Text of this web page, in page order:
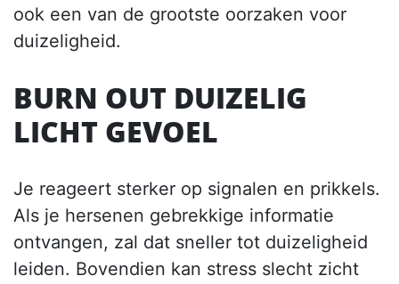
ook een van de grootste oorzaken voor
duizeligheid.
BURN OUT DUIZELIG
LICHT GEVOEL
Je reageert sterker op signalen en prikkels.
Als je hersenen gebrekkige informatie
ontvangen, zal dat sneller tot duizeligheid
leiden. Bovendien kan stress slecht zicht